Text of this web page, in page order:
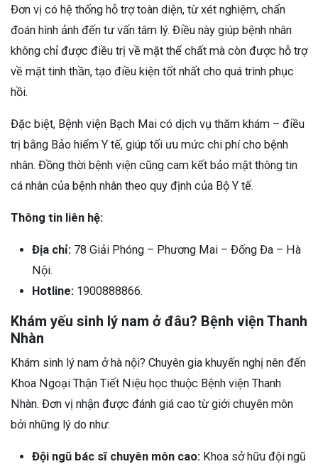
Đơn vị có hệ thống hỗ trợ toàn diện, từ xét nghiệm, chẩn
đoán hình ảnh đến tư vấn tâm lý. Điều này giúp bệnh nhân
không chỉ được điều trị về mặt thể chất mà còn được hỗ trợ
về mặt tinh thần, tạo điều kiện tốt nhất cho quá trình phục
hồi.
Đặc biệt, Bệnh viện Bạch Mai có dịch vụ thăm khám – điều
trị bằng Bảo hiểm Y tế, giúp tối ưu mức chi phí cho bệnh
nhân. Đồng thời bệnh viện cũng cam kết bảo mật thông tin
cá nhân của bệnh nhân theo quy định của Bộ Y tế.
Thông tin liên hệ:
Địa chỉ: 78 Giải Phóng – Phương Mai – Đống Đa – Hà
Nội.
Hotline: 1900888866.
Khám yếu sinh lý nam ở đâu? Bệnh viện Thanh
Nhàn
Khám sinh lý nam ở hà nội? Chuyên gia khuyến nghị nên đến
Khoa Ngoại Thận Tiết Niệu học thuộc Bệnh viện Thanh
Nhàn. Đơn vị nhận được đánh giá cao từ giới chuyên môn
bởi những lý do như:
Đội ngũ bác sĩ chuyên môn cao: Khoa sở hữu đội ngũ